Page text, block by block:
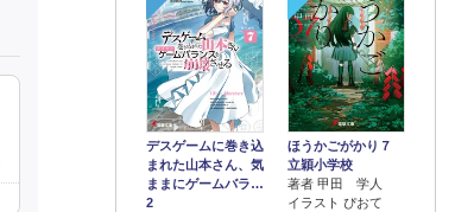
デスゲームに巻き込
まれた山本さん、気
ままにゲームバラ…
2
ほうかごがかり７
立穎小学校
著者 甲田 学人
イラスト ぴおて